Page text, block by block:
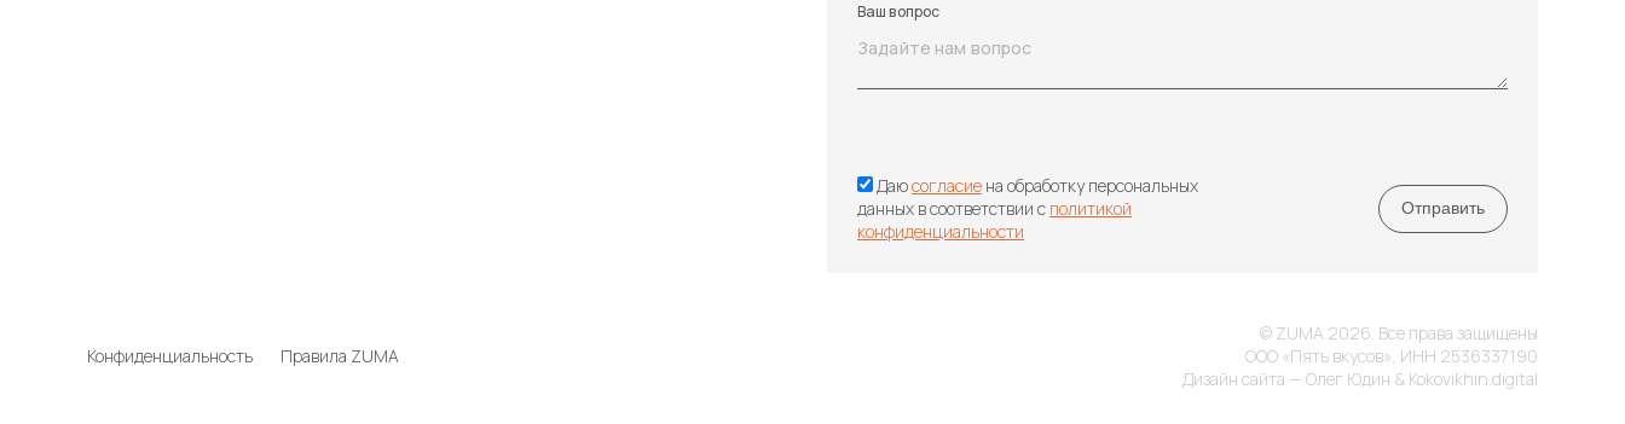
Ваш вопрос
Даюсогласие на обработку персональных
данных в соответствии с политикой
конфиденциальности
Конфиденциальность Правила ZUMA
© ZUMA 2026. Все права защищены
ООО «Пять вкусов», ИНН 2536337190
Дизайн сайта — Олег Юдин & Kokovikhin.digital